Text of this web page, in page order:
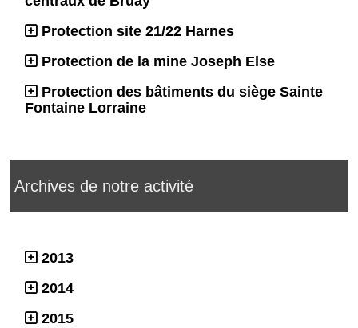
Protection site 21/22 Harnes
Protection de la mine Joseph Else
Protection des bâtiments du siège Sainte
Fontaine Lorraine
Archives de notre activité
2013
2014
2015